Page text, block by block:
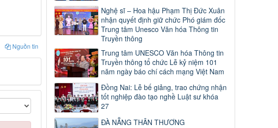
Nguồn tin
Nghệ sĩ – Hoa hậu Phạm Thị Đức Xuân
nhận quyết định giữ chức Phó giám đốc
Trung tâm Unesco Văn hóa Thông tin
Truyền thông
Trung tâm UNESCO Văn hóa Thông tin
Truyền thông tổ chức Lễ kỷ niệm 101
năm ngày báo chí cách mạng Việt Nam
Đồng Nai: Lễ bế giảng, trao chứng nhận
tốt nghiệp đào tạo nghề Luật sư khóa
27
ĐÀ NẴNG THÂN THƯƠNG